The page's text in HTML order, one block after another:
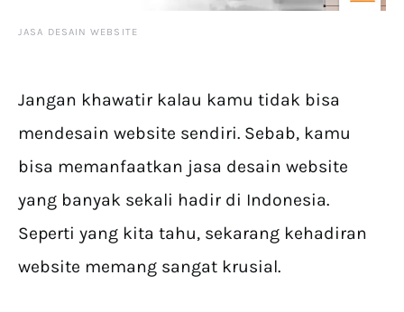
JASA DESAIN WEBSITE
Jangan khawatir kalau kamu tidak bisa
mendesain website sendiri. Sebab, kamu
bisa memanfaatkan jasa desain website
yang banyak sekali hadir di Indonesia.
Seperti yang kita tahu, sekarang kehadiran
website memang sangat krusial.